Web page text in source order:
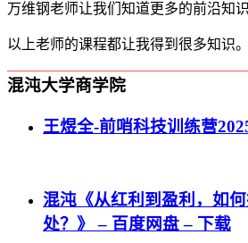
万维钢老师让我们知道更多的前沿知
以上老师的课程都让我得到很多知识。
混沌大学商学院
王煜全-前哨科技训练营
混沌《从红利到盈利，如
处？》 – 百度网盘 – 下载